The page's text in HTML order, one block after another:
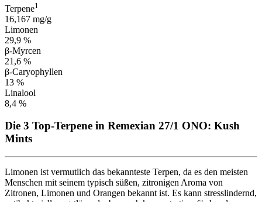
Terpene1
16,167 mg/g
Limonen
29,9 %
β-Myrcen
21,6 %
β-Caryophyllen
13 %
Linalool
8,4 %
Die 3 Top-Terpene in Remexian 27/1 ONO: Kush
Mints
Limonen ist vermutlich das bekannteste Terpen, da es den meisten
Menschen mit seinem typisch süßen, zitronigen Aroma von
Zitronen, Limonen und Orangen bekannt ist. Es kann stresslindernd,